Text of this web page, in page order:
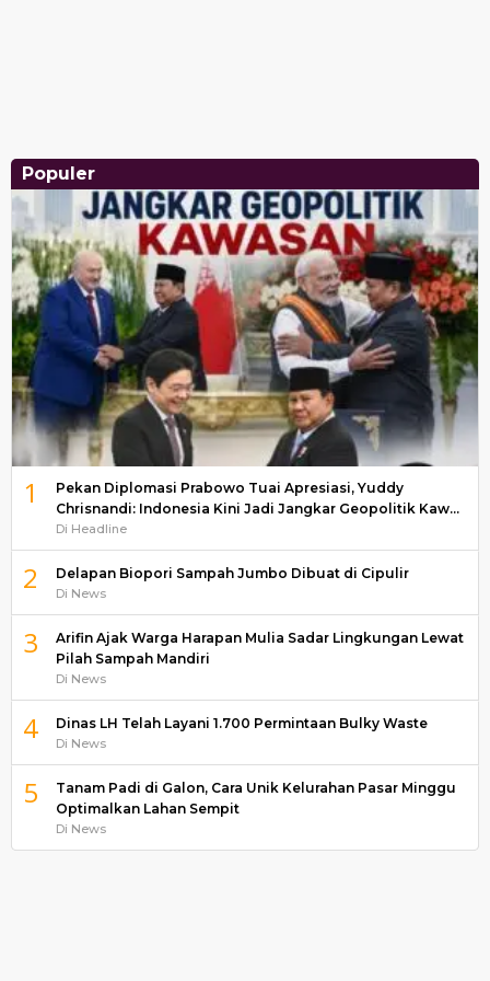
Populer
1
Pekan Diplomasi Prabowo Tuai Apresiasi, Yuddy
Chrisnandi: Indonesia Kini Jadi Jangkar Geopolitik Kaw…
Di Headline
2 Delapan Biopori Sampah Jumbo Dibuat di Cipulir
Di News
3
Arifin Ajak Warga Harapan Mulia Sadar Lingkungan Lewat
Pilah Sampah Mandiri
Di News
4 Dinas LH Telah Layani 1.700 Permintaan Bulky Waste
Di News
5
Tanam Padi di Galon, Cara Unik Kelurahan Pasar Minggu
Optimalkan Lahan Sempit
Di News